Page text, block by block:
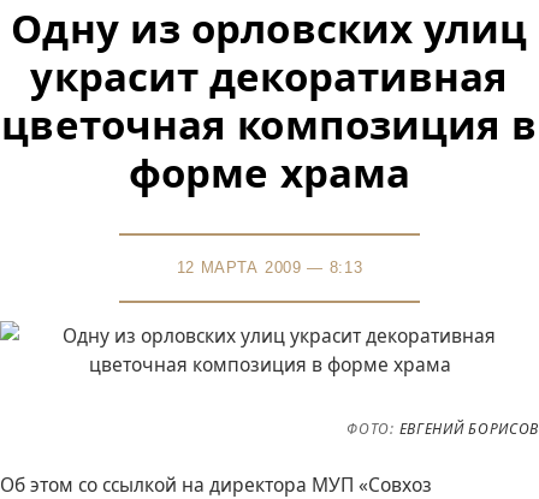
Одну из орловских улиц
украсит декоративная
цветочная композиция в
форме храма
12 МАРТА 2009 — 8:13
ФОТО: ЕВГЕНИЙ БОРИСОВ
Об этом со ссылкой на директора МУП «Совхоз